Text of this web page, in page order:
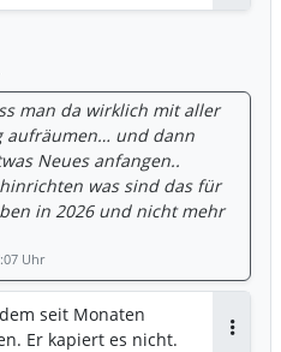
man da wirklich mit aller
aufräumen… und dann
Neues anfangen..
was sind das für
in 2026 und nicht mehr
Uhr
seit Monaten
Er kapiert es nicht.